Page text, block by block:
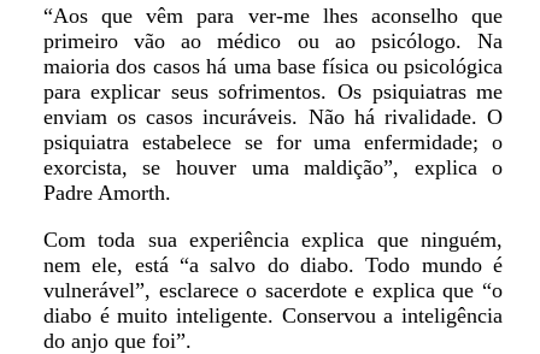
“Aos que vêm para ver-me lhes aconselho que
primeiro vão ao médico ou ao psicólogo. Na
maioria dos casos há uma base física ou psicológica
para explicar seus sofrimentos. Os psiquiatras me
enviam os casos incuráveis. Não há rivalidade. O
psiquiatra estabelece se for uma enfermidade; o
exorcista, se houver uma maldição”, explica o
Padre Amorth.
Com toda sua experiência explica que ninguém,
nem ele, está “a salvo do diabo. Todo mundo é
vulnerável”, esclarece o sacerdote e explica que “o
diabo é muito inteligente. Conservou a inteligência
do anjo que foi”.